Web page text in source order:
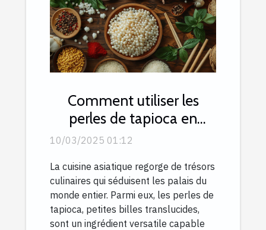
Comment utiliser les
perles de tapioca en
cuisine asiatique
10/03/2025 01:12
La cuisine asiatique regorge de trésors
culinaires qui séduisent les palais du
monde entier. Parmi eux, les perles de
tapioca, petites billes translucides,
sont un ingrédient versatile capable